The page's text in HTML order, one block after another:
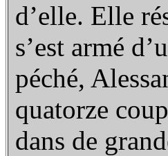
d’elle. Elle
s’est armé
péché,
quatorze
dans de